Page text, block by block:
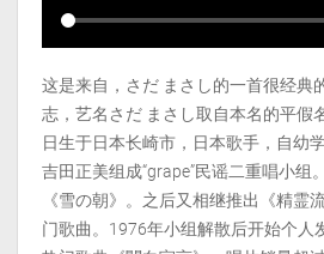
这是来自，さだ まさし的一首很经典
志，艺名さだ まさし取自本名的平假
日生于日本长崎市，日本歌手，自幼
吉田正美组成“grape”民谣二重唱小组
《雪の朝》。之后又相继推出《精霊
门歌曲。1976年小组解散后开始个人